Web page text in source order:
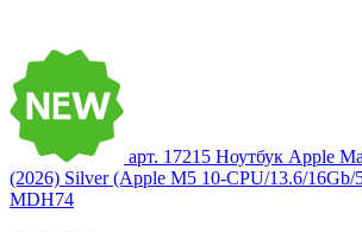
арт. 17215 Ноутбук Apple
(2026) Silver (Apple M5 10-CPU/13.6/16Gb/
MDH74